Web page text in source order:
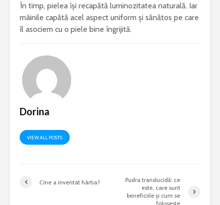
În timp, pielea își recapătă luminozitatea naturală. Iar
mâinile capătă acel aspect uniform și sănătos pe care
îl asociem cu o piele bine îngrijită.
Dorina
VIEW ALL POSTS
Cine a inventat hârtia?
Pudra translucidă: ce
este, care sunt
beneficiile și cum se
folosește